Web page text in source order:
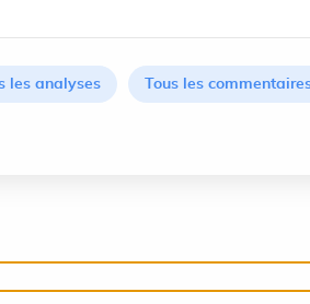
les analyses Tous les